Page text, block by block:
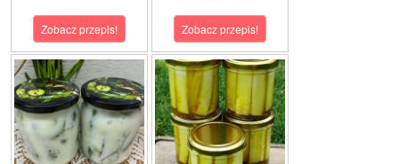
Zobacz przepis! Zobacz przepis!